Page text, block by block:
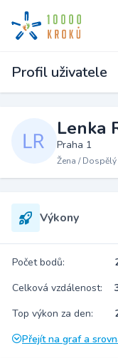
Profil uživatele
Lenka
Praha 1
Žena / Dospělý
Výkony
Počet bodů:
Celková vzdálenost:
Top výkon za den:
Přejít na graf a